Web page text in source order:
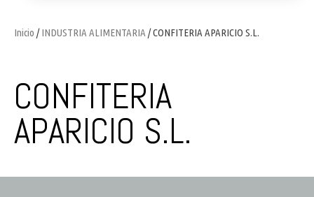
Inicio /INDUSTRIA ALIMENTARIA / CONFITERIA APARICIO S.L.
CONFITERIA
APARICIO S.L.